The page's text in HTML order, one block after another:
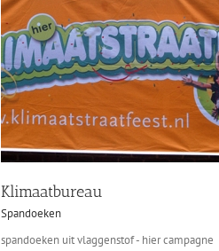
Klimaatbureau
Spandoeken
spandoeken uit vlaggenstof - hier campagne